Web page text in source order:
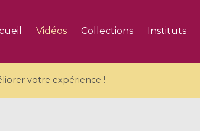
Vidéos Collections Instituts
votre expérience !